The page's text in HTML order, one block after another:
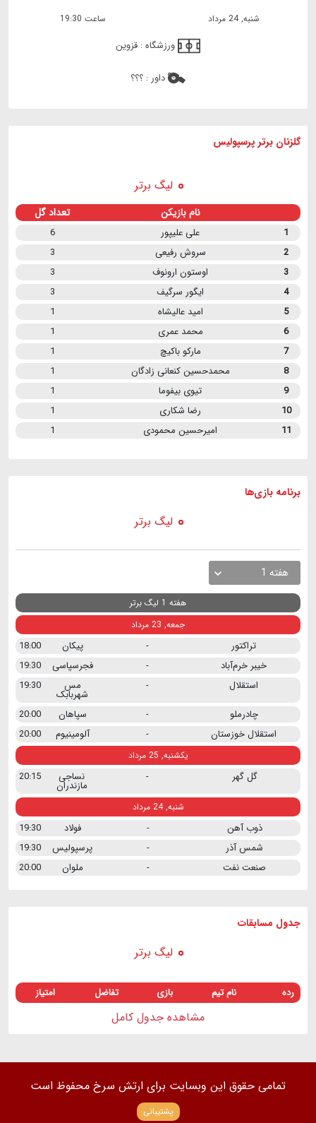
شنبه, 24 مرداد ساعت 19:30
ورزشگاه : قزوین
داور : ؟؟؟
گلزنان برتر پرسپولیس
لیگ برتر
نام بازیکن تعداد گل
1 علی علیپور
6
2
سروش رفیعی
3
3
اوستون ارونوف
3
4
ایگور سرگیف
3
5
امید عالیشاه
1
6
محمد عمری
1
7
مارکو باکیچ
1
8
محمدحسین کنعانی زادگان
1
9
تیوی بیفوما
1
10
رضا شکاری
1
11
امیرحسین محمودی 1
برنامه بازی ها
لیگ برتر
هفته 1
هفته 1 لیگ برتر
جمعه, 23 مرداد
تراکتور - پیکان
18:00
خیبر خرم‌آباد
- فجرسپاسی
19:30
استقلال
- مس
شهربابک
19:30
چادرملو
- سپاهان
20:00
استقلال خوزستان
- آلومینیوم 20:00
یکشنبه, 25 مرداد
گل گهر - نساجی
مازندران
20:15
شنبه, 24 مرداد
ذوب آهن - فولاد
19:30
شمس آذر
- پرسپولیس
19:30
صنعت نفت
- ملوان 20:00
جدول مسابقات
لیگ برتر
رده نام تیم بازی تفاضل امتیاز
مشاهده جدول کامل
تمامی حقوق این وبسایت برای ارتش سرخ محفوظ است
پشتیبانی